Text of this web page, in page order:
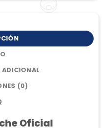
(0)
Oficial